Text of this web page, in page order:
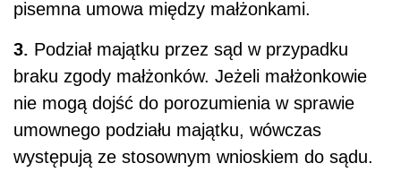
pisemna umowa między małżonkami.
3. Podział majątku przez sąd w przypadku
braku zgody małżonków. Jeżeli małżonkowie
nie mogą dojść do porozumienia w sprawie
umownego podziału majątku, wówczas
występują ze stosownym wnioskiem do sądu.